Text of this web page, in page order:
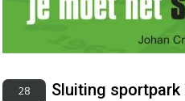
28 Sluiting sportpark